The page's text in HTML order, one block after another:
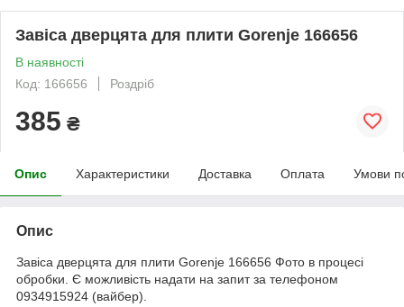
Завіса дверцята для плити Gorenje 166656
В наявності
Код: 166656
Роздріб
385 ₴
Опис Характеристики Доставка Оплата Умови
Опис
Завіса дверцята для плити Gorenje 166656 Фото в процесі
обробки. Є можливість надати на запит за телефоном
0934915924 (вайбер).